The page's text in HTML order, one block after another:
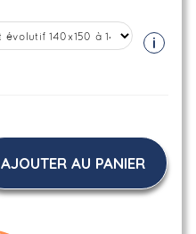
i
AJOUTER AU PANIER